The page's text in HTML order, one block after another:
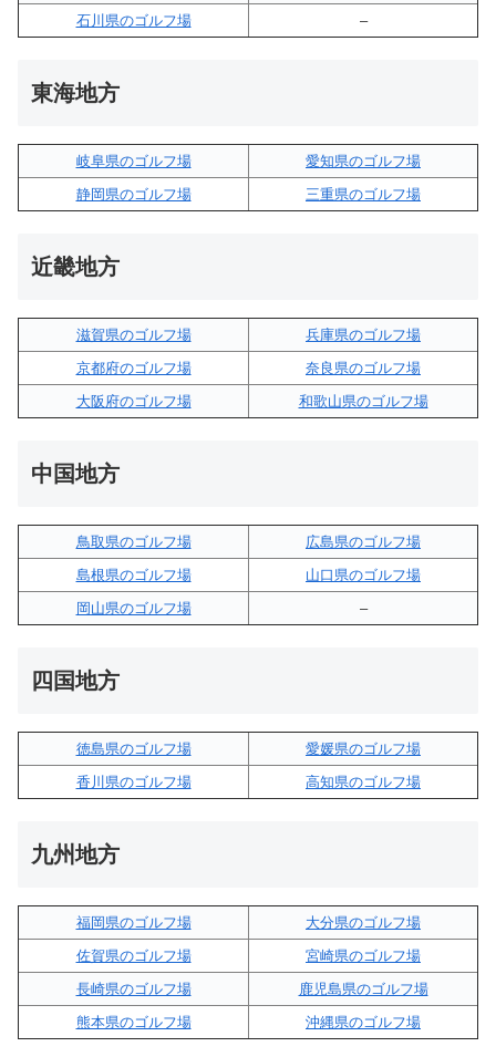
石川県のゴルフ場
–
東海地方
岐阜県のゴルフ場
愛知県のゴルフ場
静岡県のゴルフ場
三重県のゴルフ場
近畿地方
滋賀県のゴルフ場
兵庫県のゴルフ場
京都府のゴルフ場
奈良県のゴルフ場
大阪府のゴルフ場
和歌山県のゴルフ場
中国地方
鳥取県のゴルフ場
広島県のゴルフ場
島根県のゴルフ場
山口県のゴルフ場
岡山県のゴルフ場
–
四国地方
徳島県のゴルフ場
愛媛県のゴルフ場
香川県のゴルフ場
高知県のゴルフ場
九州地方
福岡県のゴルフ場
大分県のゴルフ場
佐賀県のゴルフ場
宮崎県のゴルフ場
長崎県のゴルフ場
鹿児島県のゴルフ場
熊本県のゴルフ場
沖縄県のゴルフ場